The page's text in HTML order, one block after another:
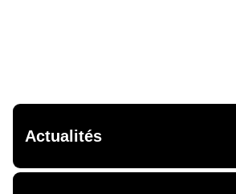
Actualités